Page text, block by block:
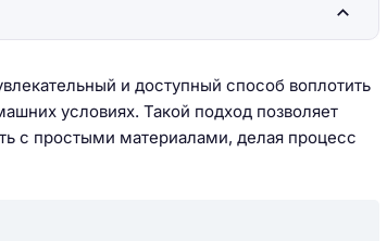
и доступный способ воплотить
условиях. Такой подход позволяет
с простыми материалами, делая процесс